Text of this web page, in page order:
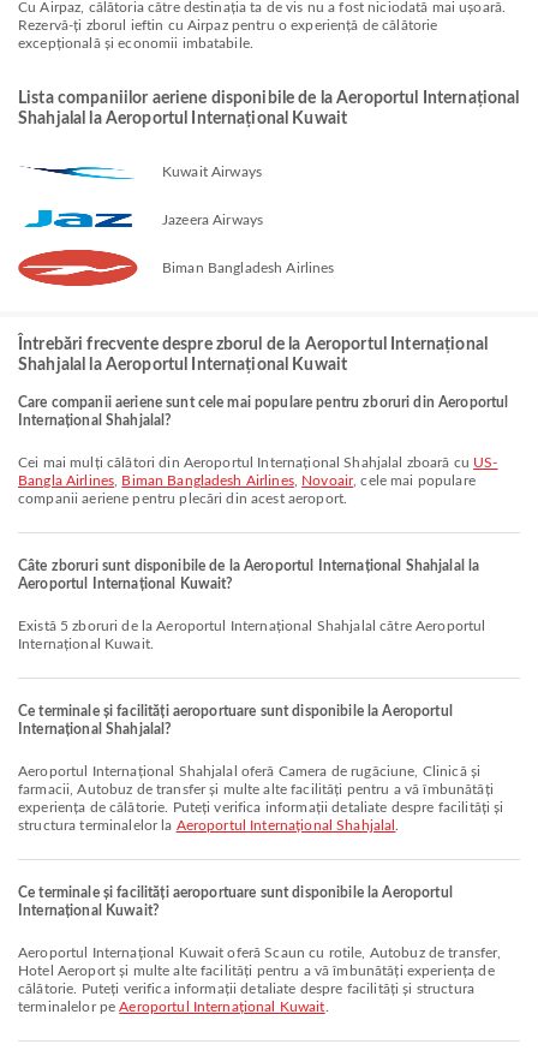
Cu Airpaz, călătoria către destinația ta de vis nu a fost niciodată mai ușoară.
Rezervă-ți zborul ieftin cu Airpaz pentru o experiență de călătorie
excepțională și economii imbatabile.
Lista companiilor aeriene disponibile de la Aeroportul Internațional
Shahjalal la Aeroportul Internațional Kuwait
Kuwait Airways
Jazeera Airways
Biman Bangladesh Airlines
Întrebări frecvente despre zborul de la Aeroportul Internațional
Shahjalal la Aeroportul Internațional Kuwait
Care companii aeriene sunt cele mai populare pentru zboruri din Aeroportul
Internațional Shahjalal?
Cei mai mulți călători din Aeroportul Internațional Shahjalal zboară cu US-
Bangla Airlines Biman Bangladesh Airlines, Novoair, cele mai populare
companii aeriene pentru plecări din acest aeroport.
Câte zboruri sunt disponibile de la Aeroportul Internațional Shahjalal la
Aeroportul Internațional Kuwait?
Există 5 zboruri de la Aeroportul Internațional Shahjalal către Aeroportul
Internațional Kuwait.
Ce terminale și facilități aeroportuare sunt disponibile la Aeroportul
Internațional Shahjalal?
Aeroportul Internațional Shahjalal oferă Camera de rugăciune, Clinică și
farmacii, Autobuz de transfer și multe alte facilități pentru a vă îmbunătăți
experiența de călătorie. Puteți verifica informații detaliate despre facilități și
structura terminalelor la Aeroportul Internațional Shahjalal
Ce terminale și facilități aeroportuare sunt disponibile la Aeroportul
Internațional Kuwait?
Aeroportul Internațional Kuwait oferă Scaun cu rotile, Autobuz de transfer,
Hotel Aeroport și multe alte facilități pentru a vă îmbunătăți experiența de
călătorie. Puteți verifica informații detaliate despre facilități și structura
terminalelor peAeroportul Internațional Kuwait